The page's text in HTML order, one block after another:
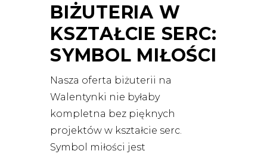
BIŻUTERIA W
KSZTAŁCIE SERC:
SYMBOL MIŁOŚCI
Nasza oferta biżuterii na
Walentynki nie byłaby
kompletna bez pięknych
projektów w kształcie serc.
Symbol miłości jest